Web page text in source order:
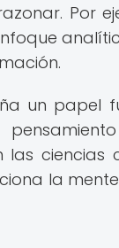
Por
un papel
las
la